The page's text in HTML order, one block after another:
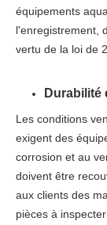
équipements
l'enregistrement,
vertu de la loi de
Durabilité
Les conditions
exigent des
corrosion et au
doivent être
aux clients des
pièces à